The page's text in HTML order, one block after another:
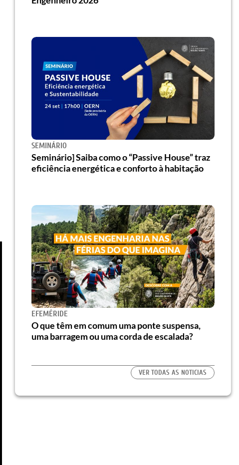
SEMINÁRIO
Seminário] Saiba como o “Passive House” traz
eficiência energética e conforto à habitação
EFEMÉRIDE
O que têm em comum uma ponte suspensa,
uma barragem ou uma corda de escalada?
VER TODAS AS NOTICIAS